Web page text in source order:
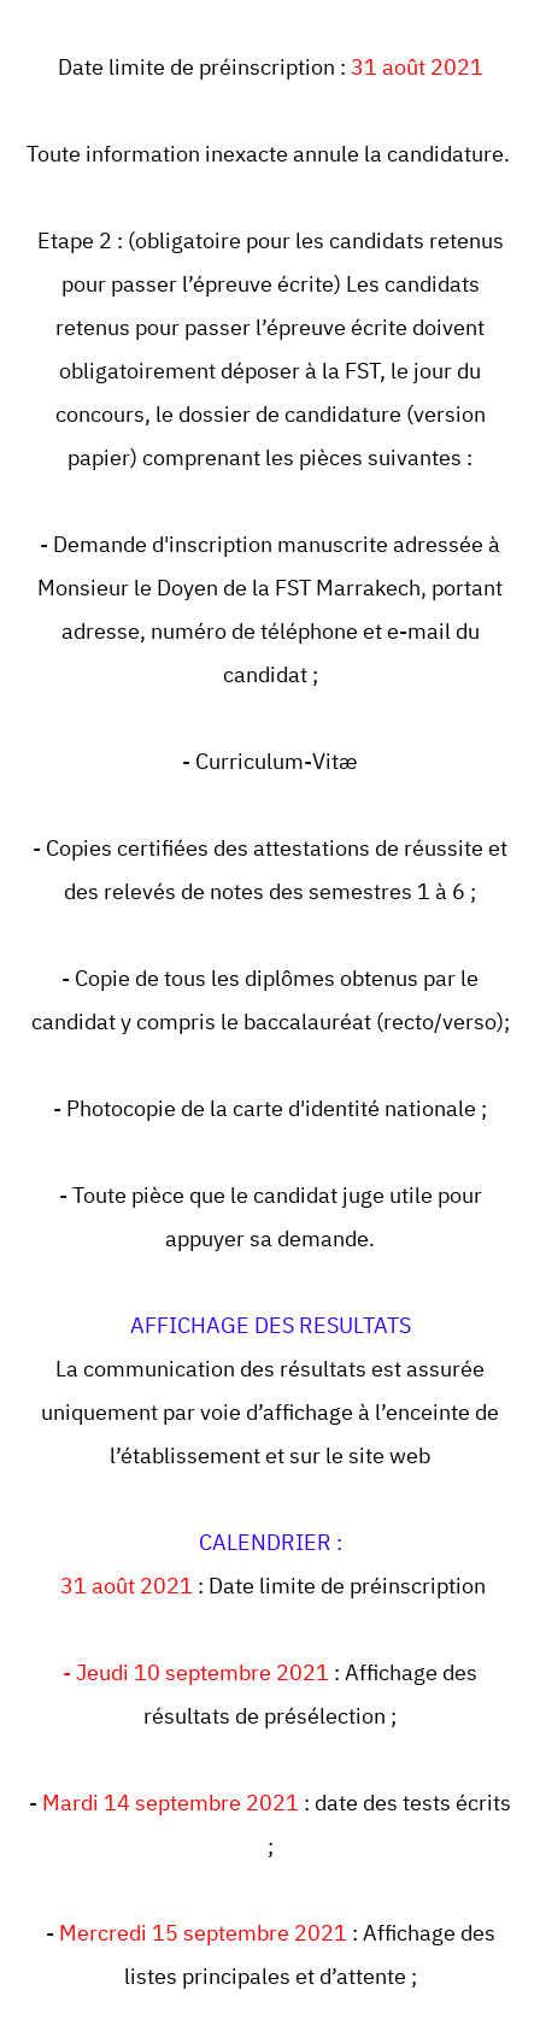
Date limite de préinscription : 31 août 2021
Toute information inexacte annule la candidature.
Etape 2 : (obligatoire pour les candidats retenus
pour passer l’épreuve écrite) Les candidats
retenus pour passer l’épreuve écrite doivent
obligatoirement déposer à la FST, le jour du
concours, le dossier de candidature (version
papier) comprenant les pièces suivantes :
- Demande d'inscription manuscrite adressée à
Monsieur le Doyen de la FST Marrakech, portant
adresse, numéro de téléphone et e-mail du
candidat ;
- Curriculum-Vitæ
- Copies certifiées des attestations de réussite et
des relevés de notes des semestres 1 à 6 ;
- Copie de tous les diplômes obtenus par le
candidat y compris le baccalauréat (recto/verso);
- Photocopie de la carte d'identité nationale ;
- Toute pièce que le candidat juge utile pour
appuyer sa demande.
AFFICHAGE DES RESULTATS
La communication des résultats est assurée
uniquement par voie d’affichage à l’enceinte de
l’établissement et sur le site web
CALENDRIER :
31 août 2021 : Date limite de préinscription
- Jeudi 10 septembre 2021 : Affichage des
résultats de présélection ;
- Mardi 14 septembre 2021 : date des tests écrits
;
- Mercredi 15 septembre 2021 : Affichage des
listes principales et d’attente ;